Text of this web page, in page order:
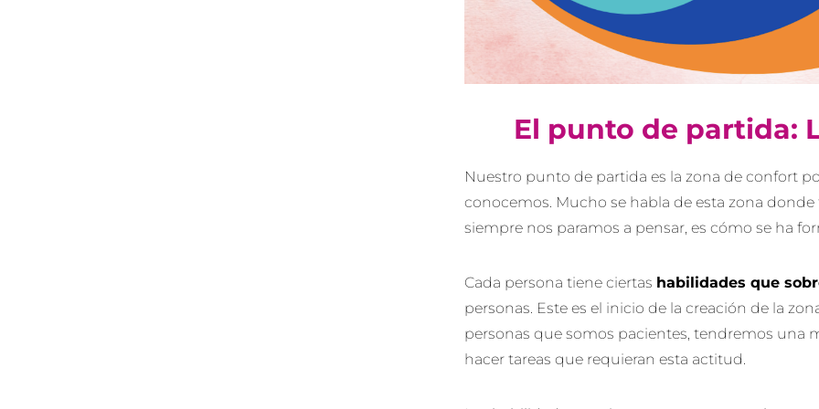
El punto de partida:
Nuestro punto de partida es la zona de confort
conocemos. Mucho se habla de esta zona
siempre nos paramos a pensar, es cómo se ha
Cada persona tiene ciertas habilidades que
personas. Este es el inicio de la creación de la
personas que somos pacientes, tendremos una
hacer tareas que requieran esta actitud.